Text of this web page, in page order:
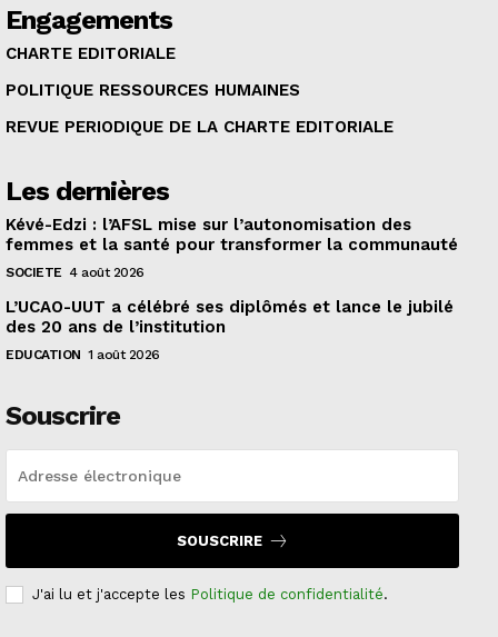
Engagements
CHARTE EDITORIALE
POLITIQUE RESSOURCES HUMAINES
REVUE PERIODIQUE DE LA CHARTE EDITORIALE
Les dernières
Kévé-Edzi : l’AFSL mise sur l’autonomisation des
femmes et la santé pour transformer la communauté
SOCIETE 4 août 2026
L’UCAO-UUT a célébré ses diplômés et lance le jubilé
des 20 ans de l’institution
EDUCATION 1 août 2026
Souscrire
SOUSCRIRE
J'ai lu et j'accepte les Politique de confidentialité.